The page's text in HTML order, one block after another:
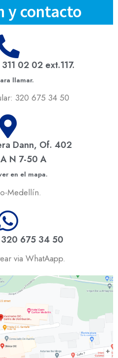
y contacto
02 02 ext.117.
llamar.
320 675 34 50
Dann, Of. 402
N 7-50 A
en el mapa.
Medellín.
675 34 50
via WhatAapp.